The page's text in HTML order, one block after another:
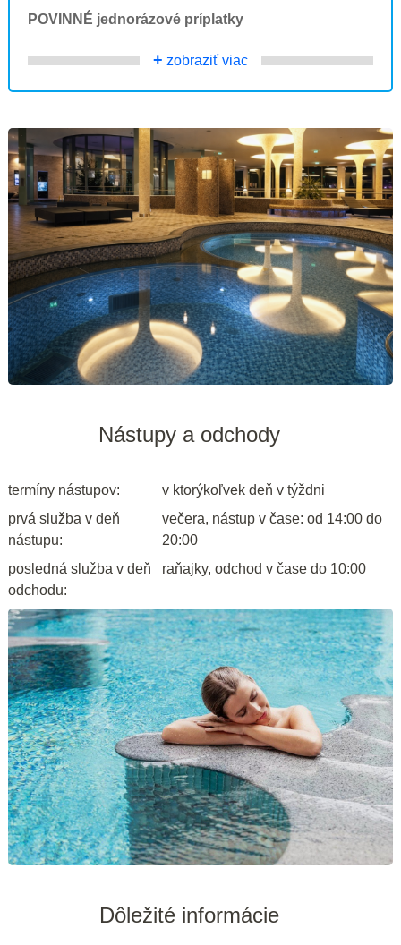
POVINNÉ jednorázové príplatky
+ zobraziť viac
Nástupy a odchody
termíny nástupov:
v ktorýkoľvek deň v týždni
prvá služba v deň
nástupu:
večera, nástup v čase: od 14:00 do
20:00
posledná služba v deň
odchodu:
raňajky, odchod v čase do 10:00
Dôležité informácie